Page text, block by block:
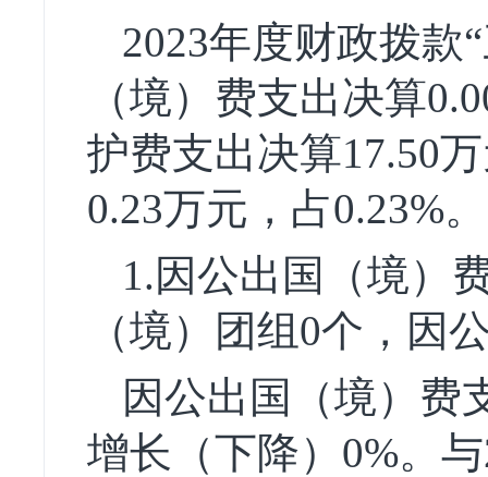
2023年度财政拨款
（境）费支出决算
护费支出决算17.50
0.23万元，占0.23%
1.因公出国（境）
（境）团组0个，因
因公出国（境）费
增长（下降）0%。